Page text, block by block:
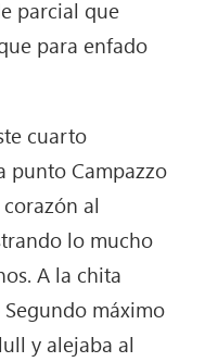
parcial que
para enfado
cuarto
punto Campazzo
al
lo mucho
A la chita
máximo
y alejaba al